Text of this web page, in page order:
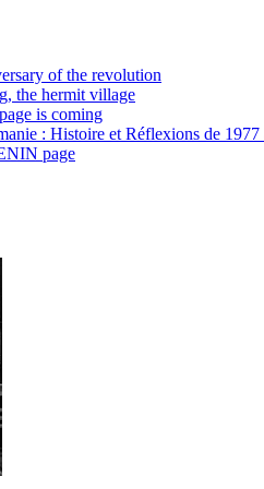
of the revolution
the hermit village
is coming
: Histoire et Réflexions de 1977
page